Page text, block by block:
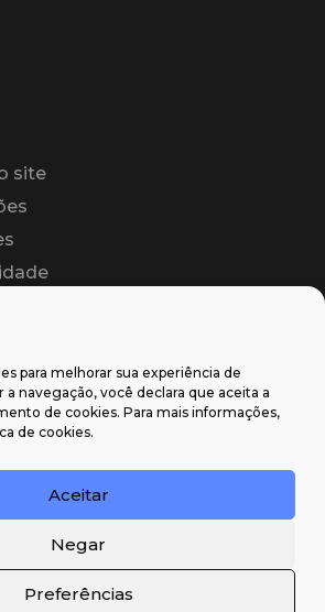
para melhorar sua experiência de
a navegação, você declara que aceita a
de cookies. Para mais informações,
de cookies.
Aceitar
Negar
Preferências
site